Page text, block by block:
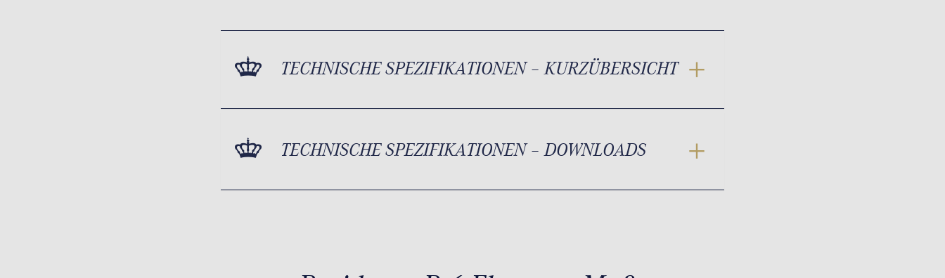
TECHNISCHE SPEZIFIKATIONEN – KURZÜBERSICHT
TECHNISCHE SPEZIFIKATIONEN – DOWNLOADS